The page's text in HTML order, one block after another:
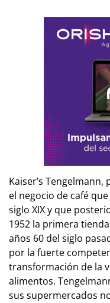
Kaiser’s
el negocio de café
siglo XIX y que
1952 la primera
años 60 del siglo
por la fuerte
transformación de la
alimentos.
sus supermercados